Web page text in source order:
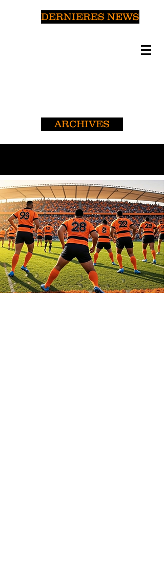
DERNIERES NEWS
ARCHIVES